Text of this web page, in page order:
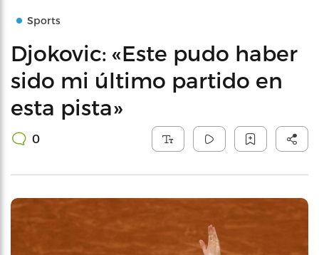
Sports
Djokovic: «Este pudo haber
sido mi último partido en
esta pista»
0